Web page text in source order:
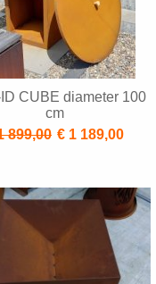
CUBE diameter 100
cm
899,00 € 1 189,00